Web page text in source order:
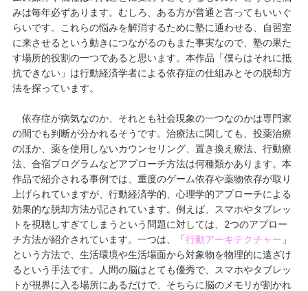
みは毎年必ずあります。むしろ、ある方が普通と言ってもいいぐ
らいです。これらの悩みを解消するために塾に通わせる、自習室
に来させるという動きにつながるのもまた事実なので、塾の果た
す場所的役割の一つであると思います。本作品「僕らはそれに抵
抗できない」は行動経済学者による依存症の仕組みとその脱却方
法を探っています。
依存症が病気なのか、それとも社会現象の一つなのかは専門家
の間でも判断が分かれるそうです。治療法に関しても、投薬治療
のほか、薬を使用しないカウンセリング、置き換え療法、行動療
法、合宿プログラムなどアプローチ方法は何種類かあります。本
作品で紹介される事例では、重度のゲーム依存や薬物依存が取り
上げられていますが、行動経済学的、心理学的アプローチによる
効果的な脱却方法が記されています。例えば、スマホやタブレッ
トを視聴しすぎてしまうという問題に対しては、2つのアプロー
チ方法が紹介されています。一つは、「行動アーキテクチャー 」
という方法で、生活環境や生活場面から対象物を物理的に遠ざけ
るという手法です。人間の脳はとても優秀で、スマホやタブレッ
トが視界に入る場所にあるだけで、そちらに脳のメモリが割かれ